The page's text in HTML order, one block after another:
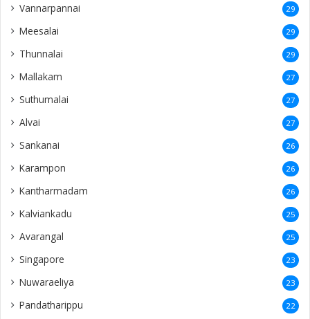
Vannarpannai 29
Meesalai 29
Thunnalai 29
Mallakam 27
Suthumalai 27
Alvai 27
Sankanai 26
Karampon 26
Kantharmadam 26
Kalviankadu 25
Avarangal 25
Singapore 23
Nuwaraeliya 23
Pandatharippu 22